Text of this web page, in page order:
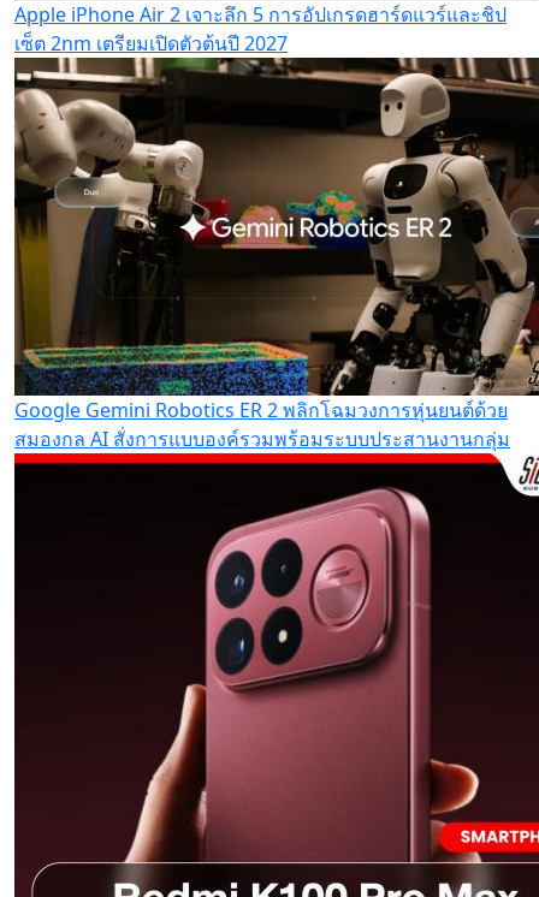
Apple iPhone Air 2 เจาะลึก 5 การอัปเกรดฮาร์ดแวร์และชิป
เซ็ต 2nm เตรียมเปิดตัวต้นปี 2027
Google Gemini Robotics ER 2 พลิกโฉมวงการหุ่นยนต์ด้วย
สมองกล AI สั่งการแบบองค์รวมพร้อมระบบประสานงานกลุ่ม